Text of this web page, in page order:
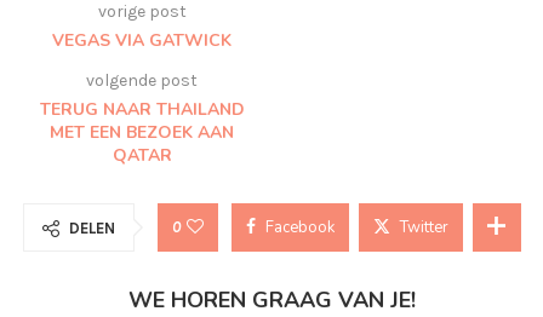
vorige post
VEGAS VIA GATWICK
volgende post
TERUG NAAR THAILAND
MET EEN BEZOEK AAN
QATAR
DELEN 0 Facebook Twitter
WE HOREN GRAAG VAN JE!